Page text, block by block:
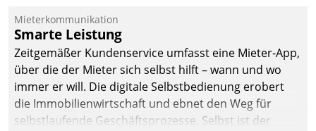
Mieterkommunikation
Smarte Leistung
Zeitgemäßer Kundenservice umfasst eine Mieter-App,
über die der Mieter sich selbst hilft – wann und wo
immer er will. Die digitale Selbstbedienung erobert
die Immobilienwirtschaft und ebnet den Weg für
selbstlaufende Geschäftsprozesse. Selbst ist der